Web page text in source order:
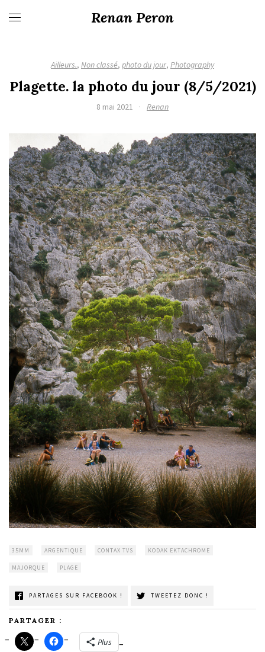
Renan Peron
Ailleurs., Non classé, photo du jour, Photography
Plagette. la photo du jour (8/5/2021)
8 mai 2021 · Renan
35MM ARGENTIQUE CONTAX TVS KODAK EKTACHROME
MAJORQUE PLAGE
PARTAGES SUR FACEBOOK ! TWEETEZ DONC !
PARTAGER :
Plus